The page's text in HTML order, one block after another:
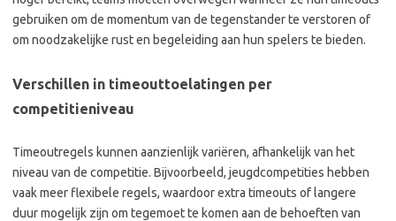
gebruiken om de momentum van de tegenstander te verstoren of
om noodzakelijke rust en begeleiding aan hun spelers te bieden.
Verschillen in timeouttoelatingen per
competitieniveau
Timeoutregels kunnen aanzienlijk variëren, afhankelijk van het
niveau van de competitie. Bijvoorbeeld, jeugdcompetities hebben
vaak meer flexibele regels, waardoor extra timeouts of langere
duur mogelijk zijn om tegemoet te komen aan de behoeften van